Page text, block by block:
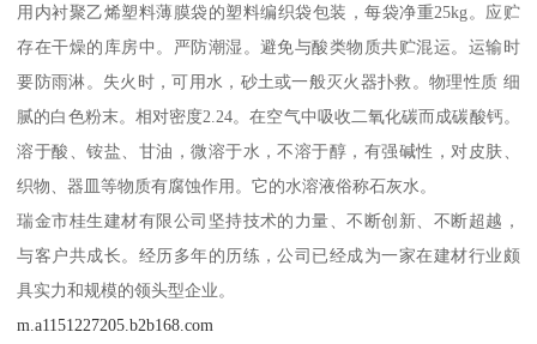
用内衬聚乙烯塑料薄膜袋的塑料编织袋包装，每袋净重25kg。应贮
存在干燥的库房中。严防潮湿。避免与酸类物质共贮混运。运输时
要防雨淋。失火时，可用水，砂土或一般灭火器扑救。物理性质 细
腻的白色粉末。相对密度2.24。在空气中吸收二氧化碳而成碳酸钙。
溶于酸、铵盐、甘油，微溶于水，不溶于醇，有强碱性，对皮肤、
织物、器皿等物质有腐蚀作用。它的水溶液俗称石灰水。
瑞金市桂生建材有限公司坚持技术的力量、不断创新、不断超越，
与客户共成长。经历多年的历练，公司已经成为一家在建材行业颇
具实力和规模的领头型企业。
m.a1151227205.b2b168.com